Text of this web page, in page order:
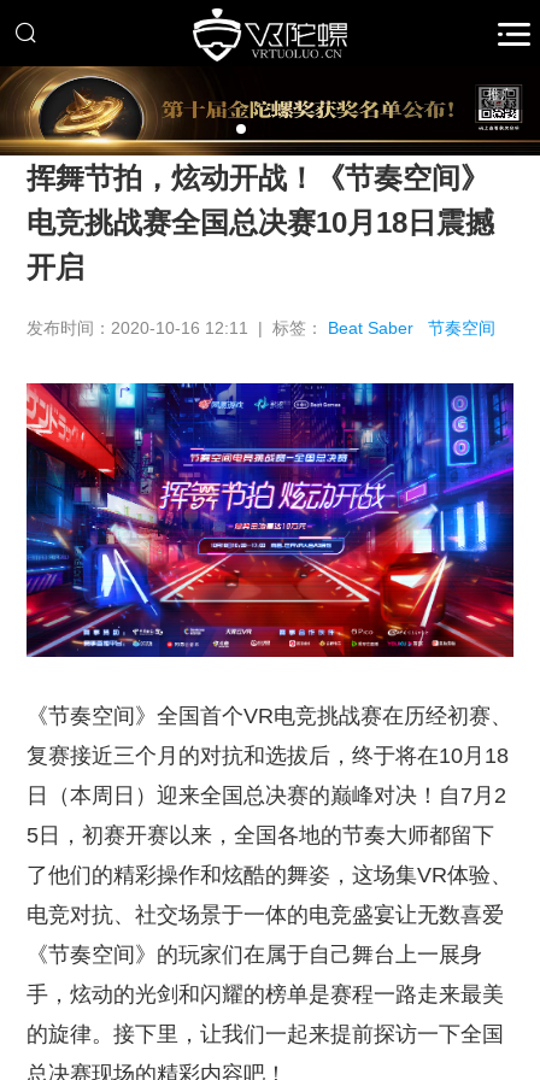
推广
挥舞节拍，炫动开战！《节奏空间》
电竞挑战赛全国总决赛10月18日震撼
开启
发布时间：2020-10-16 12:11 | 标签： Beat Saber 节奏空间
《节奏空间》全国首个VR电竞挑战赛在历经初赛、
复赛接近三个月的对抗和选拔后，终于将在10月18
日（本周日）迎来全国总决赛的巅峰对决！自7月2
5日，初赛开赛以来，全国各地的节奏大师都留下
了他们的精彩操作和炫酷的舞姿，这场集VR体验、
电竞对抗、社交场景于一体的电竞盛宴让无数喜爱
《节奏空间》的玩家们在属于自己舞台上一展身
手，炫动的光剑和闪耀的榜单是赛程一路走来最美
的旋律。接下里，让我们一起来提前探访一下全国
总决赛现场的精彩内容吧！